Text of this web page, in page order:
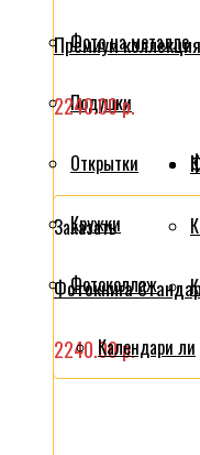
Премиум
2240.00 р.
Заказать
Фотокнига
2240.00 р.
Фото на металле
Подушки
Открытки
Кружки
Фотоколлаж
Календари ли